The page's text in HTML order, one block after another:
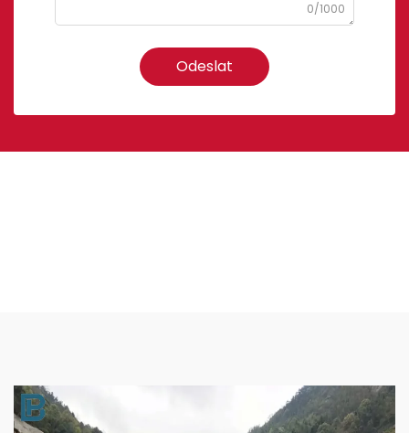
0/1000
Odeslat